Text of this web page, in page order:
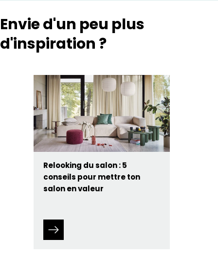
Envie d'un peu plus
d'inspiration ?
Relooking du salon : 5
conseils pour mettre ton
salon en valeur